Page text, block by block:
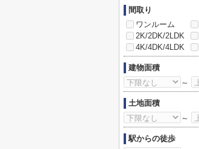
間取り
ワンルーム
2K/2DK/2LDK
4K/4DK/4LDK
建物面積
～
土地面積
～
駅からの徒歩